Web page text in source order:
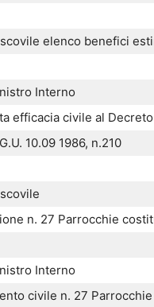
elenco benefici
Interno
efficacia civile al
10.09 1986, n.210
n. 27 Parrocchie
Interno
civile n. 27